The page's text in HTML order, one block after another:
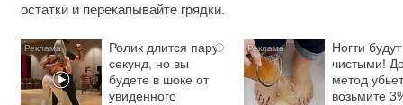
остатки и перекапывайте грядки.
i
Ролик длится пару
секунд, но вы
будете в шоке от
увиденного
Ногти будут
чистыми!
метод
возьмите